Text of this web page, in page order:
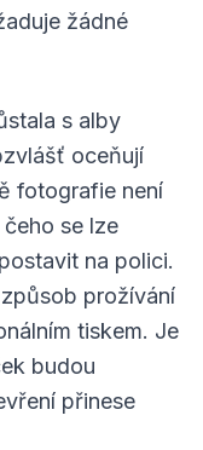
žádné
s alby
oceňují
fotografie není
se lze
na polici.
prožívání
tiskem. Je
budou
přinese